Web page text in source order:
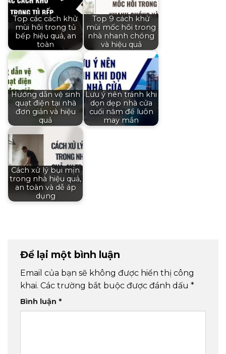
Top các cách khử
mùi hôi trong tủ
bếp hiệu quả, an
toàn
Top 9 cách khử
mùi mốc hôi trong
nhà nhanh chóng
và hiệu quả
Hướng dẫn vệ sinh
quạt điện tại nhà
đơn giản và hiệu
quả
Lưu ý nên tránh khi
dọn dẹp nhà cửa
cuối năm để luôn
may mắn
Cách xử lý bụi mịn
trong nhà hiệu quả,
an toàn và dễ áp
dụng
Để lại một bình luận
Email của bạn sẽ không được hiển thị công
khai. Các trường bắt buộc được đánh dấu *
Bình luận *